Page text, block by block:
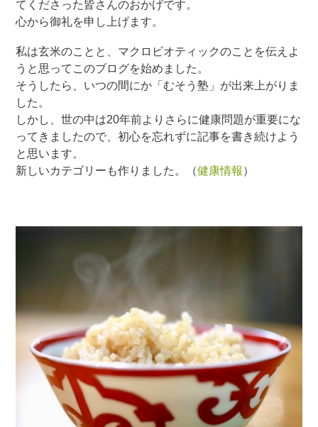
てくださった皆さんのおかげです。
心から御礼を申し上げます。
私は玄米のことと、マクロビオティックのことを伝えよ
うと思ってこのブログを始めました。
そうしたら、いつの間にか「むそう塾」が出来上がりま
した。
しかし、世の中は20年前よりさらに健康問題が重要にな
ってきましたので、初心を忘れずに記事を書き続けよう
と思います。
新しいカテゴリーも作りました。（健康情報 ）